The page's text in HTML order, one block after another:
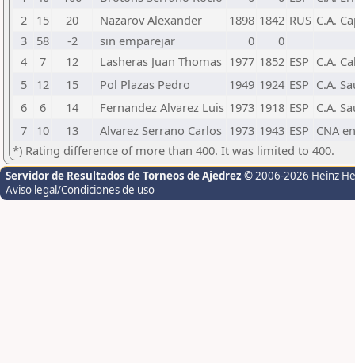
2
15 20 Nazarov Alexander 1898 1842 RUS C.A.
3
58 -2 sin emparejar 0
0
4
7 12 Lasheras Juan Thomas 1977 1852 ESP C.A.
5
12 15 Pol Plazas Pedro 1949 1924 ESP C.A.
6
6 14 Fernandez Alvarez Luis 1973 1918 ESP C.A.
7
10 13 Alvarez Serrano Carlos 1973 1943 ESP CNA
*) Rating difference of more than 400. It was limited to 400.
Servidor de Resultados de Torneos de Ajedrez © 2006-2026 Heinz
Aviso legal/Condiciones de uso